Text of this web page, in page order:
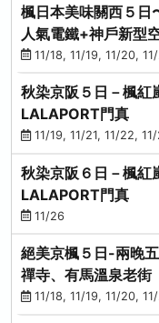
楓日本美味關西５日
人氣電鐵+神戶新型
11/18, 11/19, 11/20,
秋染京阪５日－楓紅
LALAPORT門真
11/19, 11/21, 11/22,
秋染京阪６日－楓紅
LALAPORT門真
11/26
絕美京楓５日-兩晚
禪寺、有馬溫泉老街
11/18, 11/19, 11/20,